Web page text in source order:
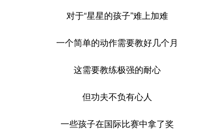
对于“星星的孩子”难上加难
一个简单的动作需要教好几个月
这需要教练极强的耐心
但功夫不负有心人
一些孩子在国际比赛中拿了奖